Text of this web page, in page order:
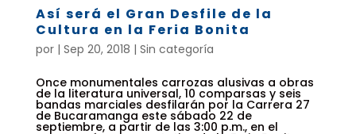
Así será el Gran Desfile de la
Cultura en la Feria Bonita
por | Sep 20, 2018 | Sin categoría
Once monumentales carrozas alusivas a obras
de la literatura universal, 10 comparsas y seis
bandas marciales desfilarán por la Carrera 27
de Bucaramanga este sábado 22 de
septiembre, a partir de las 3:00 p.m., en el